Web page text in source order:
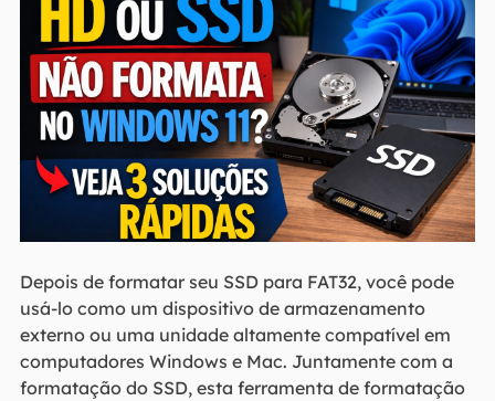
Depois de formatar seu SSD para FAT32, você pode
usá-lo como um dispositivo de armazenamento
externo ou uma unidade altamente compatível em
computadores Windows e Mac. Juntamente com a
formatação do SSD, esta ferramenta de formatação